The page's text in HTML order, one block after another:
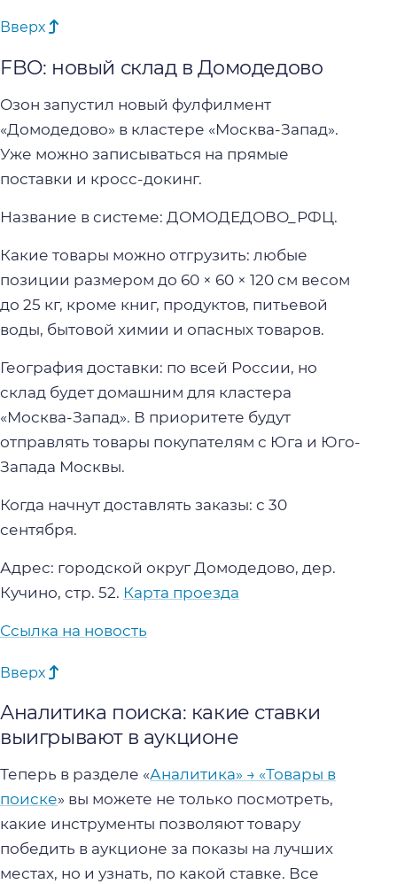
Вверх
FBO: новый склад в Домодедово
Озон запустил новый фулфилмент
«Домодедово» в кластере «Москва-Запад».
Уже можно записываться на прямые
поставки и кросс-докинг.
Название в системе: ДОМОДЕДОВО_РФЦ.
Какие товары можно отгрузить: любые
позиции размером до 60 × 60 × 120 см весом
до 25 кг, кроме книг, продуктов, питьевой
воды, бытовой химии и опасных товаров.
География доставки: по всей России, но
склад будет домашним для кластера
«Москва-Запад». В приоритете будут
отправлять товары покупателям с Юга и Юго-
Запада Москвы.
Когда начнут доставлять заказы: с 30
сентября.
Адрес: городской округ Домодедово, дер.
Кучино, стр. 52. Карта проезда
Ссылка на новость
Вверх
Аналитика поиска: какие ставки
выигрывают в аукционе
Теперь в разделе «Аналитика» → «Товары в
поиске» вы можете не только посмотреть,
какие инструменты позволяют товару
победить в аукционе за показы на лучших
местах, но и узнать, по какой ставке. Все